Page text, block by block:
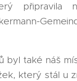
připravila
byl také náš
který stál u